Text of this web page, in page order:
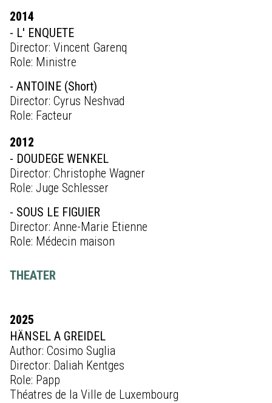
2014
- L' ENQUETE
Director: Vincent Garenq
Role: Ministre
- ANTOINE (Short)
Director: Cyrus Neshvad
Role: Facteur
2012
- DOUDEGE WENKEL
Director: Christophe Wagner
Role: Juge Schlesser
- SOUS LE FIGUIER
Director: Anne-Marie Etienne
Role: Médecin maison
THEATER
2025
HÄNSEL A GREIDEL
Author: Cosimo Suglia
Director: Daliah Kentges
Role: Papp
Théatres de la Ville de Luxembourg